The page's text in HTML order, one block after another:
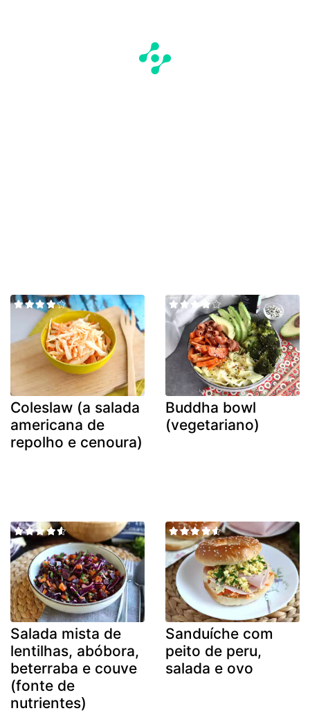
Coleslaw (a salada
americana de
repolho e cenoura)
Buddha bowl
(vegetariano)
Salada mista de
lentilhas, abóbora,
beterraba e couve
(fonte de
nutrientes)
Sanduíche com
peito de peru,
salada e ovo